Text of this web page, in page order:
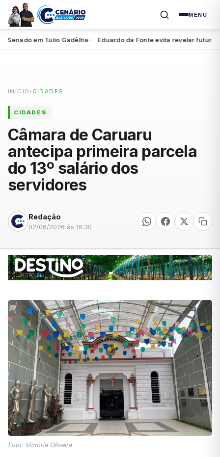
MENU
em Túlio Gadêlha● Eduardo da Fonte evita revelar futuro de
INÍCIO › CIDADES
CIDADES
Câmara de Caruaru
antecipa primeira parcela
do 13º salário dos
servidores
Redação
02/06/2026 às 16:30
Foto: Victória Oliveira